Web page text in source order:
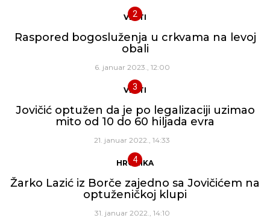
VESTI
Raspored bogosluženja u crkvama na levoj
obali
6. januar 2023., 12:00
VESTI
Jovičić optužen da je po legalizaciji uzimao
mito od 10 do 60 hiljada evra
21. januar 2022., 14:33
HRONIKA
Žarko Lazić iz Borče zajedno sa Jovičićem na
optuženičkoj klupi
31. januar 2022., 14:10